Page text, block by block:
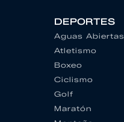
DEPORTES
Aguas Abiertas
Atletismo
Boxeo
Ciclismo
Golf
Maratón